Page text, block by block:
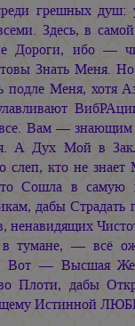
грешных
Здесь, в самой
Дороги, ибо —
Знать Меня.
подле Меня, хотя
все. Вам —
А Дух Мой в
слеп, кто не
Сошла в
дабы Страдать
ненавидящих
— всё
Вот — Высшая
Плоти, дабы
Истинной